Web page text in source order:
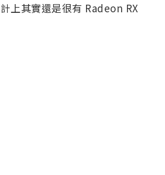
上其實還是很有 Radeon RX